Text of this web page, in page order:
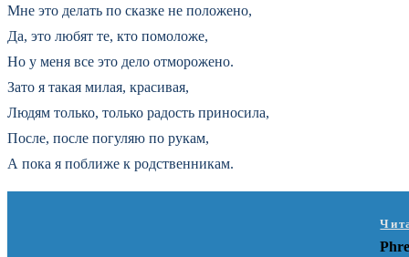
Мне это делать по сказке не положено,
Да, это любят те, кто помоложе,
Но у меня все это дело отморожено.
Зато я такая милая, красивая,
Людям только, только радость приносила,
После, после погуляю по рукам,
А пока я поближе к родственникам.